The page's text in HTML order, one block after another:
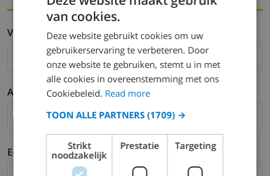
Voornaam *
Achternaam *
E-mail *
DUTCH
SPANISH
CATALAN
ITALIAN
van cookies.
Deze website gebruikt cookies om uw
gebruikerservaring te verbeteren. Door
onze website te gebruiken, stemt u in met
alle cookies in overeenstemming met ons
Cookiebeleid. Read more
TOON ALLE PARTNERS (1709) →
Strikt
noodzakelijk
Prestatie Targeting